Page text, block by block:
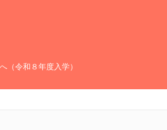
（令和８年度入学）